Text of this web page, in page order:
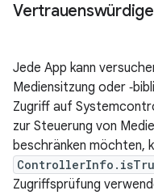
Jede App kann
Mediensitzung oder
Zugriff auf
zur Steuerung von
beschränken möchten,
Zugriffsprüfung